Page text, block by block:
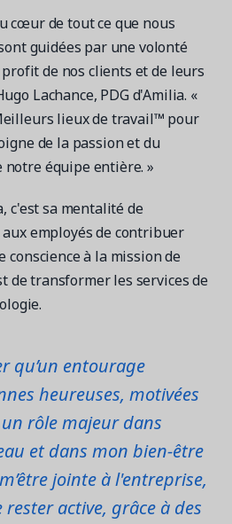
du logiciel d'inscription et
intégrée
une démo
cœur de tout ce que nous
guidées par une volonté
de nos clients et de leurs
Lachance, PDG d'Amilia. «
lieux de travail™ pour
de la passion et du
notre équipe entière. »
c'est sa mentalité de
employés de contribuer
à la mission de
de transformer les services de
qu’un entourage
heureuses, motivées
rôle majeur dans
et dans mon bien-être
jointe à l'entreprise,
rester active, grâce à des